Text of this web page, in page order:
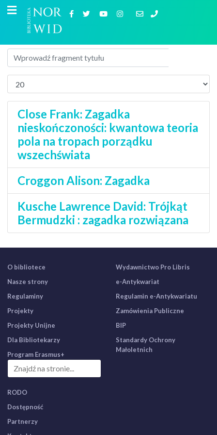
Close Frank: Zagadka
nieskończoności: kwantowa teoria
pola na tropach porządku
wszechświata
Croggon Alison: Zagadka
Kusche Lawrence David: Trójkąt
Bermudzki : zagadka rozwiązana
O bibliotece
Nasze strony
Regulaminy
Projekty
Projekty Unijne
Dla Bibliotekarzy
Program Erasmus+
Wydawnictwo Pro Libris
e-Antykwariat
Regulamin e-Antykwariatu
Zamówienia Publiczne
BIP
Standardy Ochrony
Małoletnich
RODO
Dostępność
Partnerzy